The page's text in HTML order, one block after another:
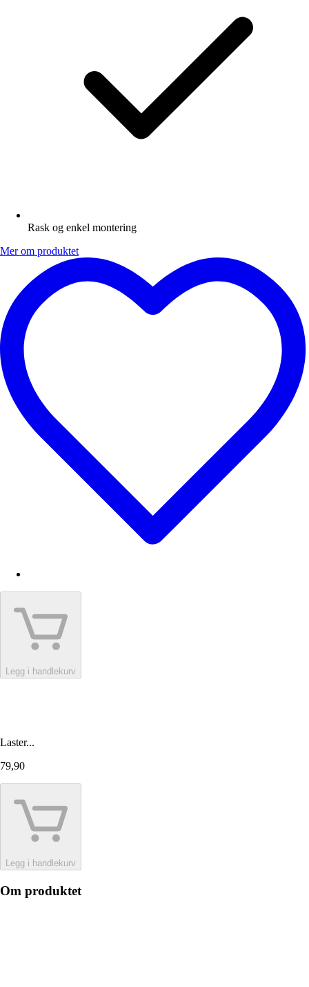
Rask og enkel montering
Mer om produktet
Legg i handlekurv
Laster...
79,90
Legg i handlekurv
Om produktet